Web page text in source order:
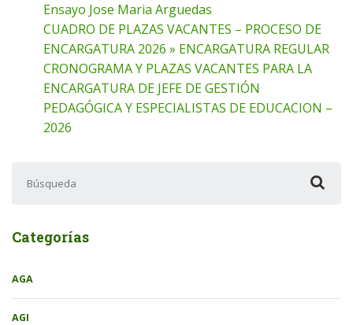
Ensayo Jose Maria Arguedas
CUADRO DE PLAZAS VACANTES – PROCESO DE
ENCARGATURA 2026 » ENCARGATURA REGULAR
CRONOGRAMA Y PLAZAS VACANTES PARA LA
ENCARGATURA DE JEFE DE GESTIÓN
PEDAGÓGICA Y ESPECIALISTAS DE EDUCACION –
2026
Categorías
AGA
AGI